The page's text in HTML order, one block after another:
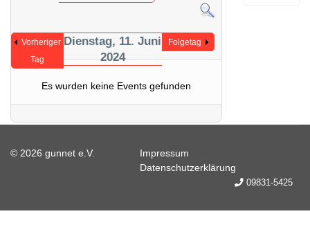
Vorheriger
Tag
Dienstag, 11. Juni
2024
Folgetag
Es wurden keine Events gefunden
© 2026 gunnet e.V.
Impressum
Datenschutzerklärung
09831-5425